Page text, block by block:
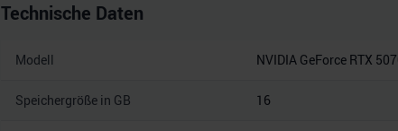
Technische Daten
Modell NVIDIA GeForce RTX
Speichergröße in GB 16